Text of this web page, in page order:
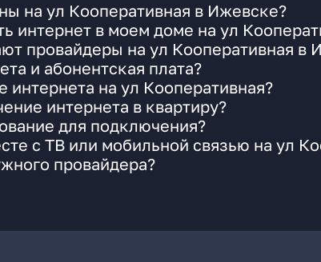
на ул Кооперативная в Ижевске?
интернет в моем доме на ул
провайдеры на ул Кооперативная в
и абонентская плата?
интернета на ул Кооперативная?
интернета в квартиру?
для подключения?
с ТВ или мобильной связью на ул
провайдера?